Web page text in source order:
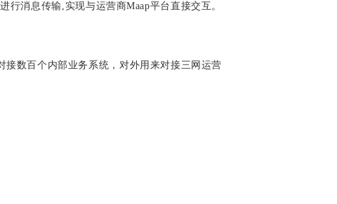
消息传输,实现与运营商Maap平台直接交互。
数百个内部业务系统，对外用来对接三网运营